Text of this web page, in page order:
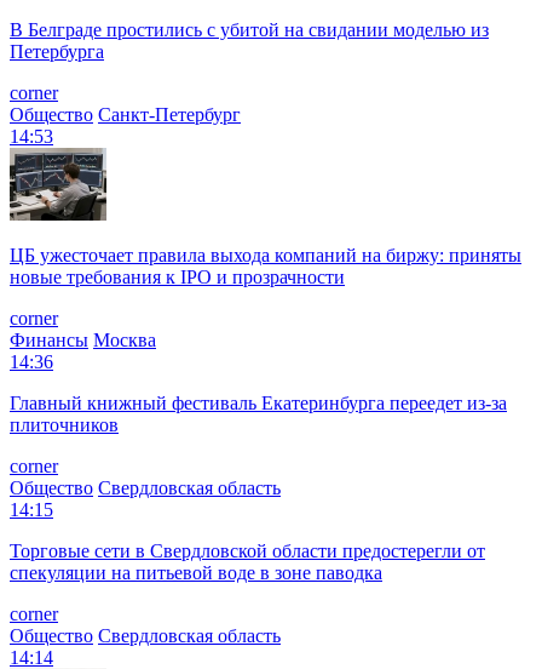
В Белграде простились с убитой на свидании моделью из
Петербурга
corner
Общество Санкт-Петербург
14:53
ЦБ ужесточает правила выхода компаний на биржу: приняты
новые требования к IPO и прозрачности
corner
Финансы Москва
14:36
Главный книжный фестиваль Екатеринбурга переедет из-за
плиточников
corner
Общество Свердловская область
14:15
Торговые сети в Свердловской области предостерегли от
спекуляции на питьевой воде в зоне паводка
corner
Общество Свердловская область
14:14